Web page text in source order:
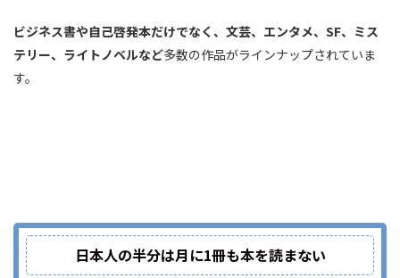
ビジネス書や自己啓発本だけでなく、文芸、エンタメ、SF、ミス
テリー、ライトノベルなど多数の作品がラインナップされていま
す。
日本人の半分は月に1冊も本を読まない